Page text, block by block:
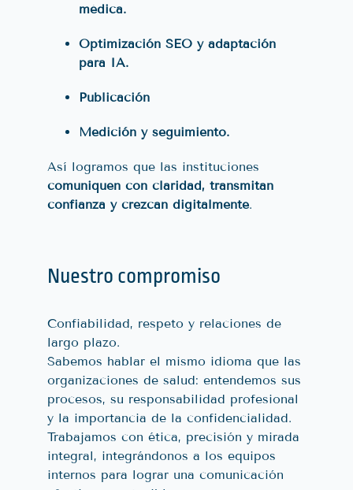
médica.
Optimización SEO y adaptación
para IA.
Publicación
Medición y seguimiento.
Así logramos que las instituciones
comuniquen con claridad, transmitan
confianza y crezcan digitalmente.
Nuestro compromiso
Confiabilidad, respeto y relaciones de
largo plazo.
Sabemos hablar el mismo idioma que las
organizaciones de salud: entendemos sus
procesos, su responsabilidad profesional
y la importancia de la confidencialidad.
Trabajamos con ética, precisión y mirada
integral, integrándonos a los equipos
internos para lograr una comunicación